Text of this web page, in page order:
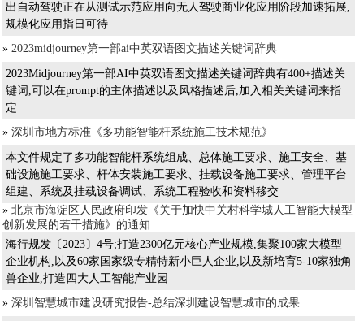
出自动驾驶正在从测试示范应用向无人驾驶商业化应用阶段加速拓展,
规模化应用指日可待
» 2023midjourney第一部ai中英双语图文描述关键词辞典
2023Midjourney第一部AI中英双语图文描述关键词辞典有400+描述关
键词,可以在prompt的主体描述以及风格描述后,加入相关关键词来指
定
» 深圳市地方标准《多功能智能杆系统施工技术规范》
本文件规定了多功能智能杆系统组成、总体施工要求、施工安全、基
础设施施工要求、杆体安装施工要求、挂载设备施工要求、管理平台
组建、系统及挂载设备调试、系统工程验收和资料移交
» 北京市海淀区人民政府印发《关于加快中关村科学城人工智能大模型
创新发展的若干措施》的通知
海行规发〔2023〕4号;打造2300亿元核心产业规模,集聚100家大模型
企业机构,以及60家国家级专精特新小巨人企业,以及新培育5-10家独角
兽企业,打造四大人工智能产业园
» 深圳智慧城市建设研究报告-总结深圳建设智慧城市的成果